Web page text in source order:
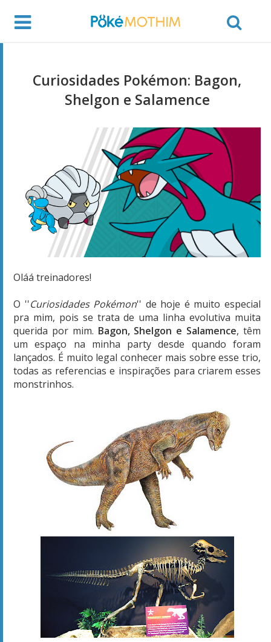
Curiosidades Pokémon: Bagon,
Shelgon e Salamence
Oláá treinadores!
O ''Curiosidades Pokémon'' de hoje é muito especial
pra mim, pois se trata de uma linha evolutiva muita
querida por mim. Bagon, Shelgon e Salamence, têm
um espaço na minha party desde quando foram
lançados. É muito legal conhecer mais sobre esse trio,
todas as referencias e inspirações para criarem esses
monstrinhos.